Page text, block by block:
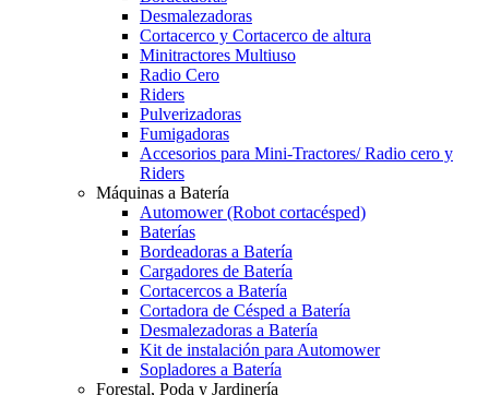
Desmalezadoras
Cortacerco y Cortacerco de altura
Minitractores Multiuso
Radio Cero
Riders
Pulverizadoras
Fumigadoras
Accesorios para Mini-Tractores/ Radio cero y
Riders
Máquinas a Batería
Automower (Robot cortacésped)
Baterías
Bordeadoras a Batería
Cargadores de Batería
Cortacercos a Batería
Cortadora de Césped a Batería
Desmalezadoras a Batería
Kit de instalación para Automower
Sopladores a Batería
Forestal, Poda y Jardinería